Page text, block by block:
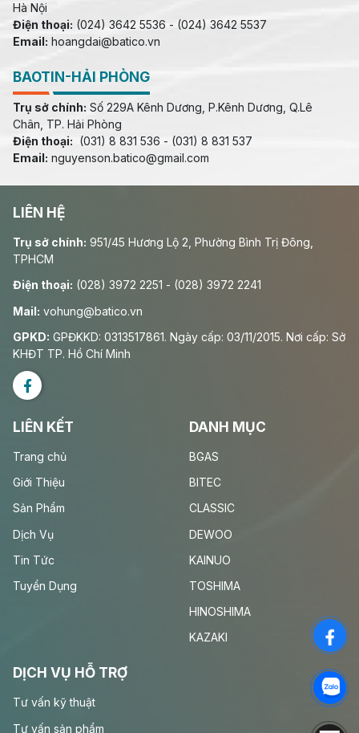
Hà Nội
Điện thoại: (024) 3642 5536 - (024) 3642 5537
Email: hoangdai@batico.vn
BAOTIN-HẢI PHÒNG
Trụ sở chính: Số 229A Kênh Dương, P.Kênh Dương, Q.Lê
Chân, TP. Hải Phòng
Điện thoại: (031) 8 831 536 - (031) 8 831 537
Email: nguyenson.batico@gmail.com
LIÊN HỆ
Trụ sở chính: 951/45 Hương Lộ 2, Phường Bình Trị Đông,
TPHCM
Điện thoại: (028) 3972 2251 - (028) 3972 2241
Mail: vohung@batico.vn
GPKD: GPĐKKD: 0313517861. Ngày cấp: 03/11/2015. Nơi cấp: Sở
KHĐT TP. Hồ Chí Minh
LIÊN KẾT
Trang chủ
Giới Thiệu
Sản Phẩm
Dịch Vụ
Tin Tức
Tuyển Dụng
DANH MỤC
BGAS
BITEC
CLASSIC
DEWOO
KAINUO
TOSHIMA
HINOSHIMA
KAZAKI
DỊCH VỤ HỖ TRỢ
Tư vấn kỹ thuật
Tư vấn sản phẩm